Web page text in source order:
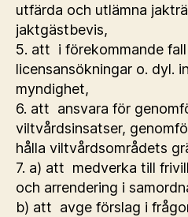
utfärda och utlämna
jaktgästbevis,
5. att i förekommande
licensansökningar o. dyl.
myndighet,
6. att ansvara för
viltvårdsinsatser,
hålla viltvårdsområdets
7. a) att medverka till
och arrendering i
b) att avge förslag i